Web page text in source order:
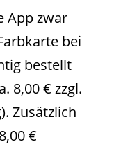
App zwar
bei
bestellt
8,00 € zzgl.
Zusätzlich
€